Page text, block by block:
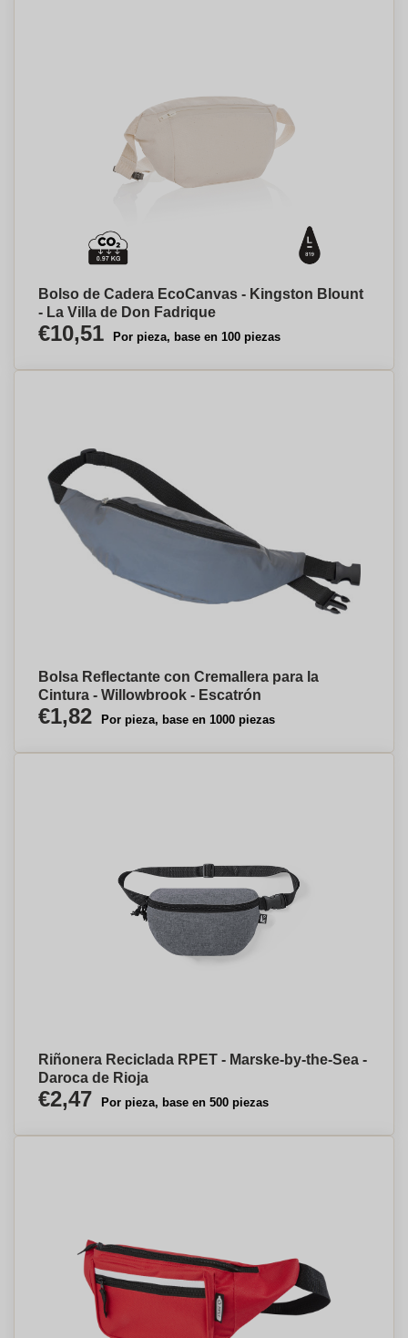
Bolso de Cadera EcoCanvas - Kingston Blount
- La Villa de Don Fadrique
€10,51 Por pieza, base en 100 piezas
Bolsa Reflectante con Cremallera para la
Cintura - Willowbrook - Escatrón
€1,82 Por pieza, base en 1000 piezas
Riñonera Reciclada RPET - Marske-by-the-Sea -
Daroca de Rioja
€2,47 Por pieza, base en 500 piezas